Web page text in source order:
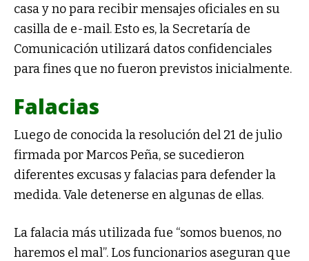
casa y no para recibir mensajes oficiales en su
casilla de e-mail. Esto es, la Secretaría de
Comunicación utilizará datos confidenciales
para fines que no fueron previstos inicialmente.
Falacias
Luego de conocida la resolución del 21 de julio
firmada por Marcos Peña, se sucedieron
diferentes excusas y falacias para defender la
medida. Vale detenerse en algunas de ellas.
La falacia más utilizada fue “somos buenos, no
haremos el mal”. Los funcionarios aseguran que